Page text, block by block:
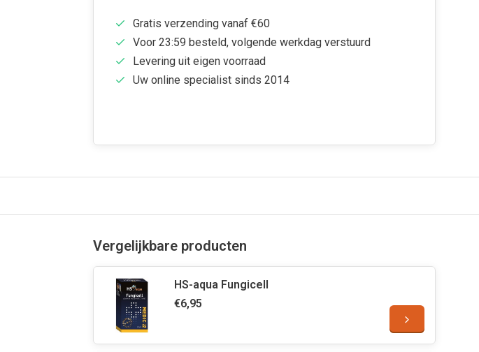
Gratis verzending vanaf €60
Voor 23:59 besteld, volgende werkdag verstuurd
Levering uit eigen voorraad
Uw online specialist sinds 2014
Vergelijkbare producten
HS-aqua Fungicell
€6,95